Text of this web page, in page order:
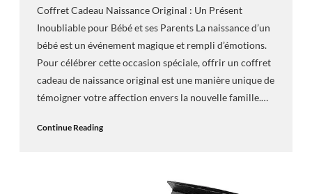
Coffret Cadeau Naissance Original : Un Présent
Inoubliable pour Bébé et ses Parents La naissance d’un
bébé est un événement magique et rempli d’émotions.
Pour célébrer cette occasion spéciale, offrir un coffret
cadeau de naissance original est une manière unique de
témoigner votre affection envers la nouvelle famille.…
Continue Reading